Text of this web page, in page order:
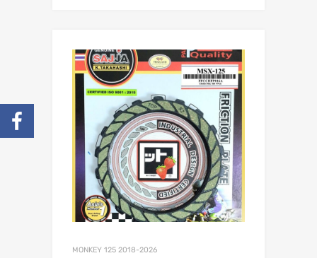
MONKEY 125 2018-2026